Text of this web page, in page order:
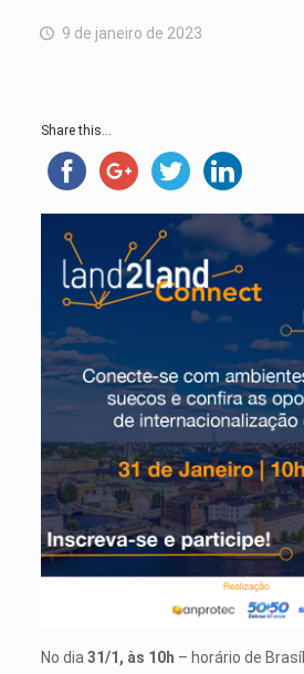
9 de janeiro de 2023
Share this...
No dia31/1, às 10h – horário de